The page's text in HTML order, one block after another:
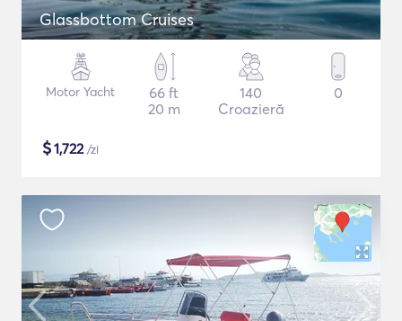
Glassbottom Cruises
Motor Yacht
66 ft
20 m
140
Croazieră
0
$1,722/zi